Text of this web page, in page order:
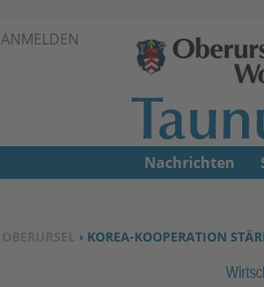
Zum Inhalt
ANMELDEN
OBERURSEL › KOREA-KOOPERATION
Nachrichten